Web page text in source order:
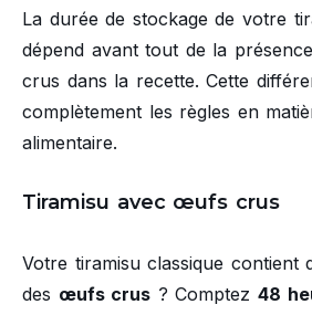
La durée de stockage de votre
dépend avant tout de la
crus dans la recette. Cette
complètement les règles en
alimentaire.
Tiramisu avec œufs crus
Votre tiramisu classique contient
des œufs crus ? Comptez48